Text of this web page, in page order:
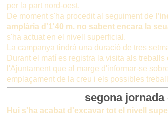
per la part nord-oest.
De moment s'ha procedit al seguiment de
amplària d'1'40 m. no sabent encara la
s'ha actuat en el nivell superficial.
La campanya tindrà una duració de tres
Durant el matí es registra la visita als
l'Ajuntament que al marge d'informar-se
emplaçament de la creu i els possibles
segona jornada
Hui s'ha acabat d'excavar tot el nivell